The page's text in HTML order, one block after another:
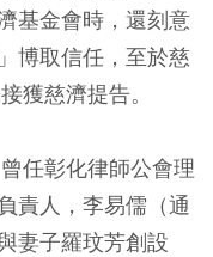
基金會時，還刻意
博取信任，至於慈
獲慈濟提告。
任彰化律師公會理
責人，李易儒（通
妻子羅玟芳創設